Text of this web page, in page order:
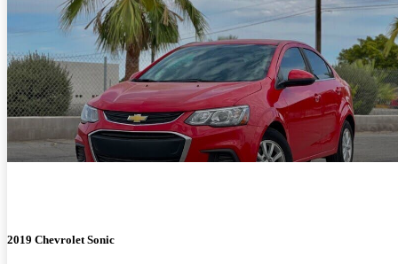
2019 Chevrolet Sonic